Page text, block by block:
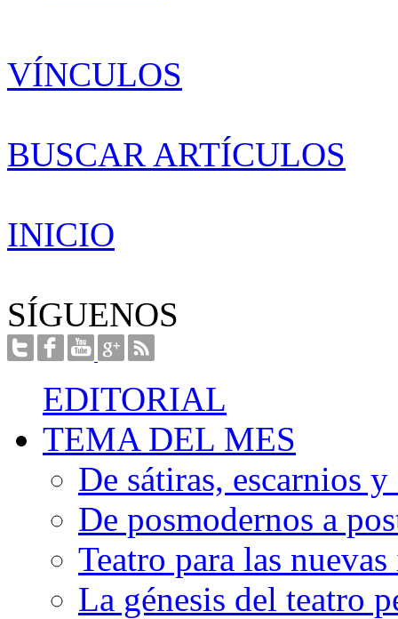
VÍNCULOS
BUSCAR ARTÍCULOS
INICIO
SÍGUENOS
EDITORIAL
TEMA DEL MES
De sátiras, escarnios
De posmodernos a
Teatro para las
La génesis del teatro